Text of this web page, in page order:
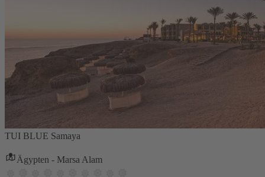
TUI BLUE Samaya
Ägypten - Marsa Alam